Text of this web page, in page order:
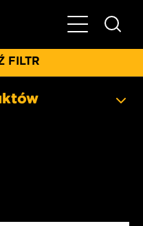
Pokaż/ukryj
FILTR